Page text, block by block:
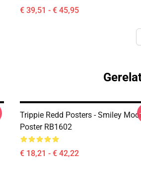
€ 39,51 - € 45,95
Trippie Redd Posters - Smiley
Poster RB1602
€ 18,21 - € 42,22